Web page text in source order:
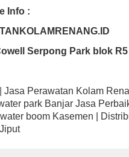
Info :
Serpong Park blok
Perawatan Kolam
park Banjar Jasa
boom Kasemen |